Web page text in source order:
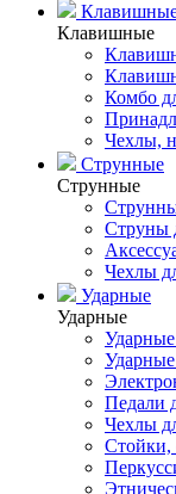
Клавишные
Комбо
Чехлы,
Струнные
Струнные
Струны
Чехлы
Ударные
Ударные
Педали
Чехлы
Стойки,